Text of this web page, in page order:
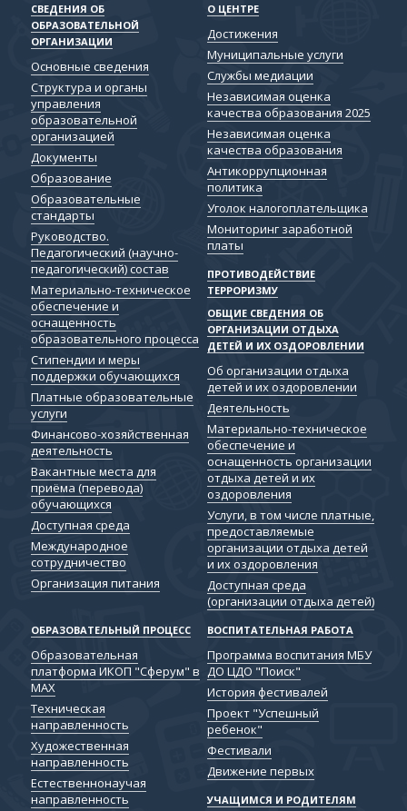
СВЕДЕНИЯ ОБ
ОБРАЗОВАТЕЛЬНОЙ
ОРГАНИЗАЦИИ
Основные сведения
Структура и органы
управления
образовательной
организацией
Документы
Образование
Образовательные
стандарты
Руководство.
Педагогический (научно-
педагогический) состав
Материально-техническое
обеспечение и
оснащенность
образовательного процесса
Стипендии и меры
поддержки обучающихся
Платные образовательные
услуги
Финансово-хозяйственная
деятельность
Вакантные места для
приёма (перевода)
обучающихся
Доступная среда
Международное
сотрудничество
Организация питания
О ЦЕНТРЕ
Достижения
Муниципальные услуги
Службы медиации
Независимая оценка
качества образования 2025
Независимая оценка
качества образования
Антикоррупционная
политика
Уголок налогоплательщика
Мониторинг заработной
платы
ПРОТИВОДЕЙСТВИЕ
ТЕРРОРИЗМУ
ОБЩИЕ СВЕДЕНИЯ ОБ
ОРГАНИЗАЦИИ ОТДЫХА
ДЕТЕЙ И ИХ ОЗДОРОВЛЕНИИ
Об организации отдыха
детей и их оздоровлении
Деятельность
Материально-техническое
обеспечение и
оснащенность организации
отдыха детей и их
оздоровления
Услуги, в том числе платные,
предоставляемые
организации отдыха детей
и их оздоровления
Доступная среда
(организации отдыха детей)
ОБРАЗОВАТЕЛЬНЫЙ ПРОЦЕСС
Образовательная
платформа ИКОП "Сферум" в
МАХ
Техническая
направленность
Художественная
направленность
Естественнонаучая
направленность
ВОСПИТАТЕЛЬНАЯ РАБОТА
Программа воспитания МБУ
ДО ЦДО "Поиск"
История фестивалей
Проект "Успешный
ребенок"
Фестивали
Движение первых
УЧАЩИМСЯ И РОДИТЕЛЯМ